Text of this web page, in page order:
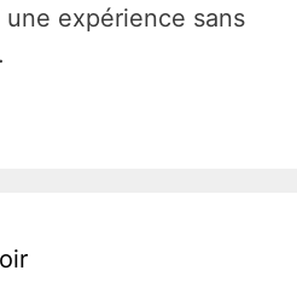
expérience sans